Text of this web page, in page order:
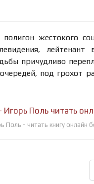
жестокого
причудливо
под грохот
Поль читать
Поль - читать книгу онлайн